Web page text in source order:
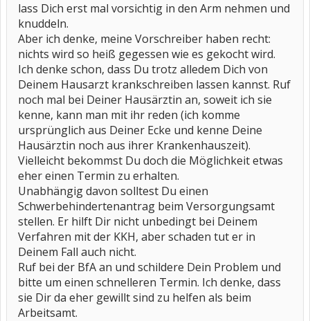
lass Dich erst mal vorsichtig in den Arm nehmen und
knuddeln.
Aber ich denke, meine Vorschreiber haben recht:
nichts wird so heiß gegessen wie es gekocht wird.
Ich denke schon, dass Du trotz alledem Dich von
Deinem Hausarzt krankschreiben lassen kannst. Ruf
noch mal bei Deiner Hausärztin an, soweit ich sie
kenne, kann man mit ihr reden (ich komme
ursprünglich aus Deiner Ecke und kenne Deine
Hausärztin noch aus ihrer Krankenhauszeit).
Vielleicht bekommst Du doch die Möglichkeit etwas
eher einen Termin zu erhalten.
Unabhängig davon solltest Du einen
Schwerbehindertenantrag beim Versorgungsamt
stellen. Er hilft Dir nicht unbedingt bei Deinem
Verfahren mit der KKH, aber schaden tut er in
Deinem Fall auch nicht.
Ruf bei der BfA an und schildere Dein Problem und
bitte um einen schnelleren Termin. Ich denke, dass
sie Dir da eher gewillt sind zu helfen als beim
Arbeitsamt.